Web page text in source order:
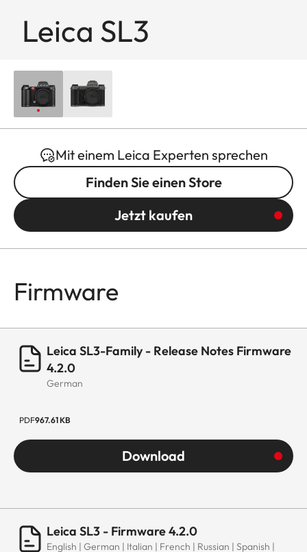
Leica SL3
Mit einem Leica Experten sprechen
Finden Sie einen Store
Jetzt kaufen
Firmware
Leica SL3-Family - Release Notes Firmware
4.2.0
German
PDF967.61 KB
Download
Leica SL3 - Firmware 4.2.0
English | German | Italian | French | Russian | Spanish |